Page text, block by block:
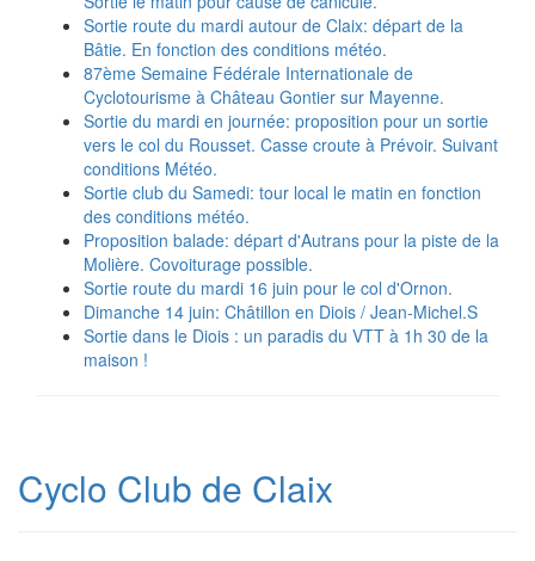
Sortie route du mardi autour de Claix: départ de la
Bâtie. En fonction des conditions météo.
87ème Semaine Fédérale Internationale de
Cyclotourisme à Château Gontier sur Mayenne.
Sortie du mardi en journée: proposition pour un sortie
vers le col du Rousset. Casse croute à Prévoir. Suivant
conditions Météo.
Sortie club du Samedi: tour local le matin en fonction
des conditions météo.
Proposition balade: départ d'Autrans pour la piste de la
Molière. Covoiturage possible.
Sortie route du mardi 16 juin pour le col d'Ornon.
Dimanche 14 juin: Châtillon en Diois / Jean-Michel.S
Sortie dans le Diois : un paradis du VTT à 1h 30 de la
maison !
Cyclo Club de Claix